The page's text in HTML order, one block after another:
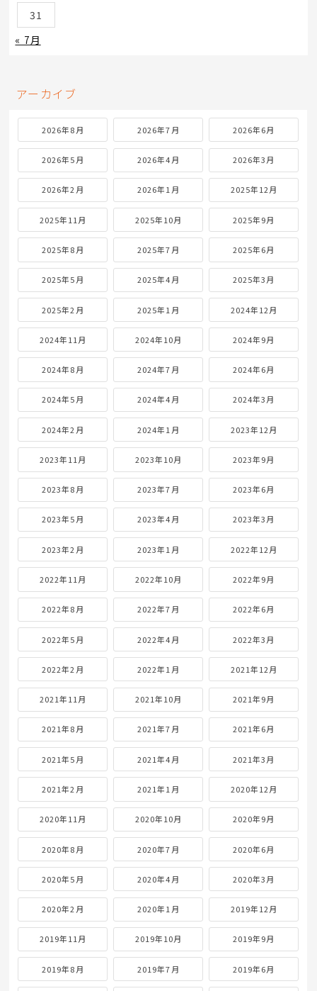
31
« 7月
アーカイブ
2026年8月 2026年7月 2026年6月
2026年5月 2026年4月 2026年3月
2026年2月 2026年1月 2025年12月
2025年11月 2025年10月 2025年9月
2025年8月 2025年7月 2025年6月
2025年5月 2025年4月 2025年3月
2025年2月 2025年1月 2024年12月
2024年11月 2024年10月 2024年9月
2024年8月 2024年7月 2024年6月
2024年5月 2024年4月 2024年3月
2024年2月 2024年1月 2023年12月
2023年11月 2023年10月 2023年9月
2023年8月 2023年7月 2023年6月
2023年5月 2023年4月 2023年3月
2023年2月 2023年1月 2022年12月
2022年11月 2022年10月 2022年9月
2022年8月 2022年7月 2022年6月
2022年5月 2022年4月 2022年3月
2022年2月 2022年1月 2021年12月
2021年11月 2021年10月 2021年9月
2021年8月 2021年7月 2021年6月
2021年5月 2021年4月 2021年3月
2021年2月 2021年1月 2020年12月
2020年11月 2020年10月 2020年9月
2020年8月 2020年7月 2020年6月
2020年5月 2020年4月 2020年3月
2020年2月 2020年1月 2019年12月
2019年11月 2019年10月 2019年9月
2019年8月 2019年7月 2019年6月